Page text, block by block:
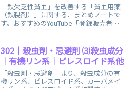
「鉄欠乏性貧血」を改善する「貧血用薬
（鉄製剤）」に関する、まとめノートで
す。おすすめのYouTube「登録販売者ご
302｜殺虫剤・忌避剤 ⑶殺虫成分
｜有機リン系｜ピレスロイド系他
「殺虫剤・忌避剤」より、殺虫成分の有
機リン系、ピレスロイド系、カーバメイ